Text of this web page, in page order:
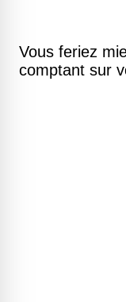
Vous feriez
comptant sur